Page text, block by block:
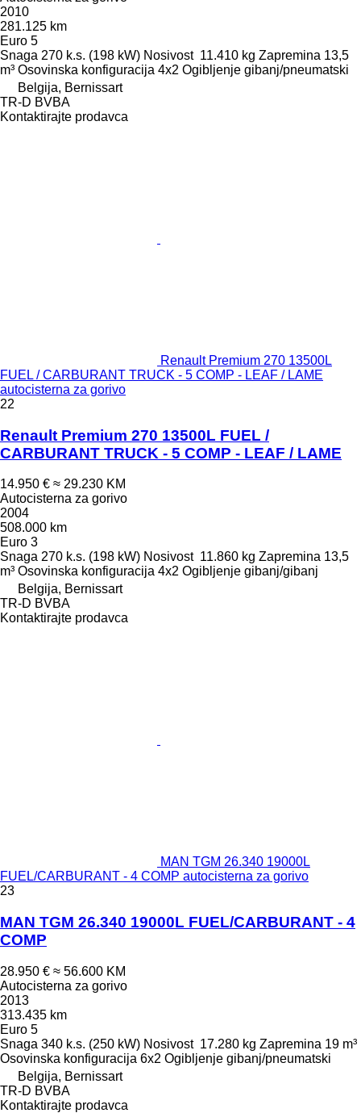
2010
281.125 km
Euro 5
Snaga 270 k.s. (198 kW) Nosivost 11.410 kg Zapremina 13,5
m³ Osovinska konfiguracija 4x2 Ogibljenje gibanj/pneumatski
Belgija, Bernissart
TR-D BVBA
Kontaktirajte prodavca
Renault Premium 270 13500L
FUEL / CARBURANT TRUCK - 5 COMP - LEAF / LAME
autocisterna za gorivo
22
Renault Premium 270 13500L FUEL /
CARBURANT TRUCK - 5 COMP - LEAF / LAME
14.950 € ≈ 29.230 KM
Autocisterna za gorivo
2004
508.000 km
Euro 3
Snaga 270 k.s. (198 kW) Nosivost 11.860 kg Zapremina 13,5
m³ Osovinska konfiguracija 4x2 Ogibljenje gibanj/gibanj
Belgija, Bernissart
TR-D BVBA
Kontaktirajte prodavca
MAN TGM 26.340 19000L
FUEL/CARBURANT - 4 COMP autocisterna za gorivo
23
MAN TGM 26.340 19000L FUEL/CARBURANT - 4
COMP
28.950 € ≈ 56.600 KM
Autocisterna za gorivo
2013
313.435 km
Euro 5
Snaga 340 k.s. (250 kW) Nosivost 17.280 kg Zapremina 19 m³
Osovinska konfiguracija 6x2 Ogibljenje gibanj/pneumatski
Belgija, Bernissart
TR-D BVBA
Kontaktirajte prodavca